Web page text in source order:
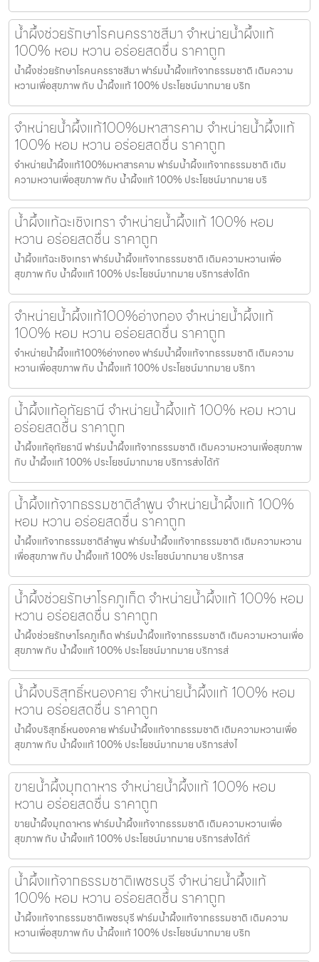
น้ำผึ้งช่วยรักษาโรคนครราชสีมา จำหน่ายน้ำผึ้งแท้
100% หอม หวาน อร่อยสดชื่น ราคาถูก
น้ำผึ้งช่วยรักษาโรคนครราชสีมา ฟาร์มน้ำผึ้งแท้จากธรรมชาติ เติมความ
หวานเพื่อสุขภาพ กับ น้ำผึ้งแท้ 100% ประโยชน์มากมาย บริก
จำหน่ายน้ำผึ้งแท้100%มหาสารคาม จำหน่ายน้ำผึ้งแท้
100% หอม หวาน อร่อยสดชื่น ราคาถูก
จำหน่ายน้ำผึ้งแท้100%มหาสารคาม ฟาร์มน้ำผึ้งแท้จากธรรมชาติ เติม
ความหวานเพื่อสุขภาพ กับ น้ำผึ้งแท้ 100% ประโยชน์มากมาย บริ
น้ำผึ้งแท้ฉะเชิงเทรา จำหน่ายน้ำผึ้งแท้ 100% หอม
หวาน อร่อยสดชื่น ราคาถูก
น้ำผึ้งแท้ฉะเชิงเทรา ฟาร์มน้ำผึ้งแท้จากธรรมชาติ เติมความหวานเพื่อ
สุขภาพ กับ น้ำผึ้งแท้ 100% ประโยชน์มากมาย บริการส่งได้ท
จำหน่ายน้ำผึ้งแท้100%อ่างทอง จำหน่ายน้ำผึ้งแท้
100% หอม หวาน อร่อยสดชื่น ราคาถูก
จำหน่ายน้ำผึ้งแท้100%อ่างทอง ฟาร์มน้ำผึ้งแท้จากธรรมชาติ เติมความ
หวานเพื่อสุขภาพ กับ น้ำผึ้งแท้ 100% ประโยชน์มากมาย บริกา
น้ำผึ้งแท้อุทัยธานี จำหน่ายน้ำผึ้งแท้ 100% หอม หวาน
อร่อยสดชื่น ราคาถูก
น้ำผึ้งแท้อุทัยธานี ฟาร์มน้ำผึ้งแท้จากธรรมชาติ เติมความหวานเพื่อสุขภาพ
กับ น้ำผึ้งแท้ 100% ประโยชน์มากมาย บริการส่งได้ทั
น้ำผึ้งแท้จากธรรมชาติลำพูน จำหน่ายน้ำผึ้งแท้ 100%
หอม หวาน อร่อยสดชื่น ราคาถูก
น้ำผึ้งแท้จากธรรมชาติลำพูน ฟาร์มน้ำผึ้งแท้จากธรรมชาติ เติมความหวาน
เพื่อสุขภาพ กับ น้ำผึ้งแท้ 100% ประโยชน์มากมาย บริการส
น้ำผึ้งช่วยรักษาโรคภูเก็ต จำหน่ายน้ำผึ้งแท้ 100% หอม
หวาน อร่อยสดชื่น ราคาถูก
น้ำผึ้งช่วยรักษาโรคภูเก็ต ฟาร์มน้ำผึ้งแท้จากธรรมชาติ เติมความหวานเพื่อ
สุขภาพ กับ น้ำผึ้งแท้ 100% ประโยชน์มากมาย บริการส่
น้ำผึ้งบริสุทธิ์หนองคาย จำหน่ายน้ำผึ้งแท้ 100% หอม
หวาน อร่อยสดชื่น ราคาถูก
น้ำผึ้งบริสุทธิ์หนองคาย ฟาร์มน้ำผึ้งแท้จากธรรมชาติ เติมความหวานเพื่อ
สุขภาพ กับ น้ำผึ้งแท้ 100% ประโยชน์มากมาย บริการส่งไ
ขายน้ำผึ้งมุกดาหาร จำหน่ายน้ำผึ้งแท้ 100% หอม
หวาน อร่อยสดชื่น ราคาถูก
ขายน้ำผึ้งมุกดาหาร ฟาร์มน้ำผึ้งแท้จากธรรมชาติ เติมความหวานเพื่อ
สุขภาพ กับ น้ำผึ้งแท้ 100% ประโยชน์มากมาย บริการส่งได้ทั่
น้ำผึ้งแท้จากธรรมชาติเพชรบุรี จำหน่ายน้ำผึ้งแท้
100% หอม หวาน อร่อยสดชื่น ราคาถูก
น้ำผึ้งแท้จากธรรมชาติเพชรบุรี ฟาร์มน้ำผึ้งแท้จากธรรมชาติ เติมความ
หวานเพื่อสุขภาพ กับ น้ำผึ้งแท้ 100% ประโยชน์มากมาย บริก